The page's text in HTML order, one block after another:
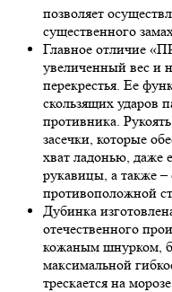
позволяет
существенного
Главное отличие
увеличенный вес и
перекрестья. Ее
скользящих ударов
противника.
засечки, которые
хват ладонью, даже
рукавицы, а также
противоположной
Дубинка
отечественного
кожаным шнурком,
максимальной
трескается на